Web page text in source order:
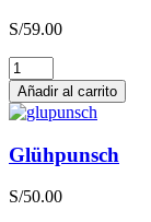
S/59.00
Relax
Zero
Chardonnay
cantidad
Añadir al carrito
Glühpunsch
S/50.00